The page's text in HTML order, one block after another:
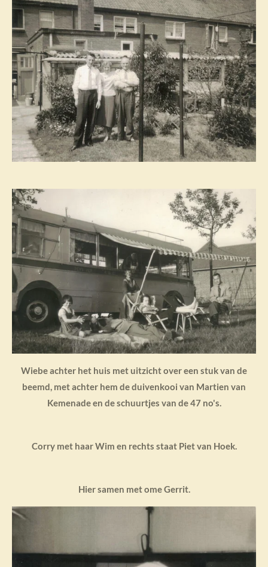
Wiebe achter het huis met uitzicht over een stuk van de
beemd, met achter hem de duivenkooi van Martien van
Kemenade en de schuurtjes van de 47 no's.
Corry met haar Wim en rechts staat Piet van Hoek.
Hier samen met ome Gerrit.